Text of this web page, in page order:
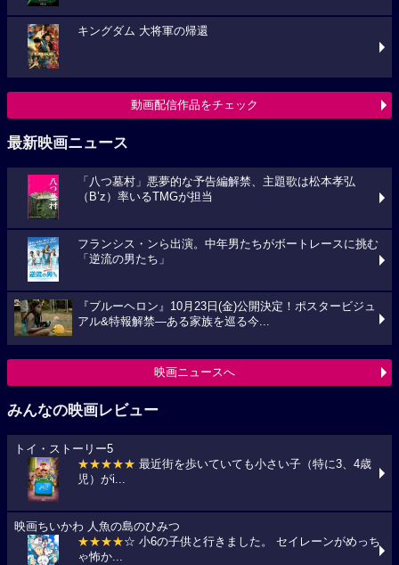
キングダム 大将軍の帰還
動画配信作品をチェック
最新映画ニュース
「八つ墓村」悪夢的な予告編解禁、主題歌は松本孝弘
（B’z）率いるTMGが担当
フランシス・ンら出演。中年男たちがボートレースに挑む
「逆流の男たち」
『ブルーヘロン』10月23日(金)公開決定！ポスタービジュ
アル&特報解禁―ある家族を巡る今...
映画ニュースへ
みんなの映画レビュー
トイ・ストーリー5
★★★★★ 最近街を歩いていても小さい子（特に3、4歳
児）がi...
映画ちいかわ 人魚の島のひみつ
★★★★☆ 小6の子供と行きました。 セイレーンがめっち
ゃ怖か...